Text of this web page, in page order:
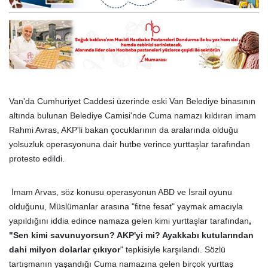
Van'da Cumhuriyet Caddesi üzerinde eski Van Belediye binasının
altında bulunan Belediye Camisi'nde Cuma namazı kıldıran imam
Rahmi Avras, AKP'li bakan çocuklarının da aralarında olduğu
yolsuzluk operasyonuna dair hutbe verince yurttaşlar tarafından
protesto edildi.
İmam Arvas, söz konusu operasyonun ABD ve İsrail oyunu
olduğunu, Müslümanlar arasına "fitne fesat" yaymak amacıyla
yapıldığını iddia edince namaza gelen kimi yurttaşlar tarafından,
"Sen kimi savunuyorsun? AKP'yi mi? Ayakkabı kutularından
dahi milyon dolarlar çıkıyor" tepkisiyle karşılandı. Sözlü
tartışmanın yaşandığı Cuma namazına gelen birçok yurttaş